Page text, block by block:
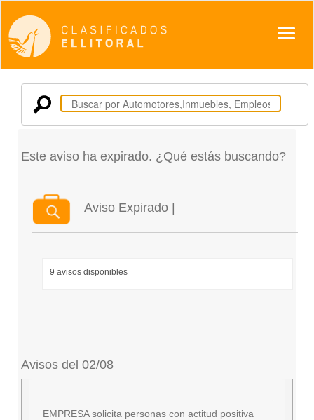
Este aviso ha expirado. ¿Qué estás buscando?
Aviso Expirado |
9 avisos disponibles
Avisos del 02/08
EMPRESA solicita personas con actitud positiva